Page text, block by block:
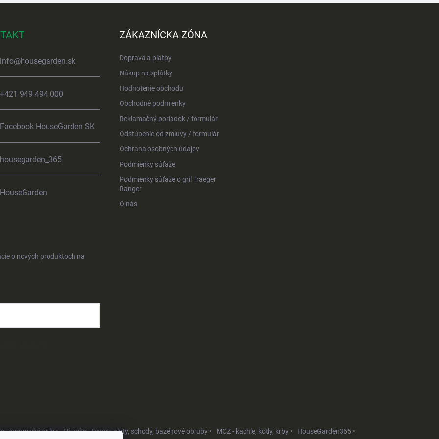
info@housegarden.sk
+421 949 494 000
Facebook HouseGarden SK
housegarden_365
HouseGarden
ZÁKAZNÍCKA ZÓNA
Doprava a platby
Nákup na splátky
Hodnotenie obchodu
Obchodné podmienky
Reklamačný poriadok / formulár
Odstúpenie od zmluvy / formulár
Ochrana osobných údajov
Podmienky súťaže
Podmienky súťaže o gril Traeger
Ranger
O nás
o nových produktoch na
- keramické grily • Häusler - terasy, ploty, schody, bazénové obruby • MCZ - kachle, kotly, krby • HouseGarden365 •